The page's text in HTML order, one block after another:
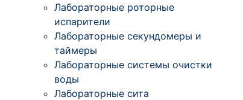
Лабораторные роторные
испарители
Лабораторные секундомеры и
таймеры
Лабораторные системы очистки
воды
Лабораторные сита